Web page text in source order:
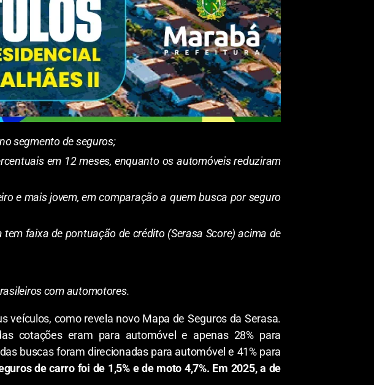
segmento de seguros;
em 12 meses, enquanto os automóveis reduziram
e mais jovem, em comparação a quem busca por seguro
faixa de pontuação de crédito (Serasa Score) acima de
com automotores.
veículos, como revela novo Mapa de Seguros da Serasa.
cotações eram para automóvel e apenas 28% para
buscas foram direcionadas para automóvel e 41% para
de carro foi de 1,5% e de moto 4,7%. Em 2025, a de